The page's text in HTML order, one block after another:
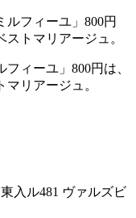
ィーユ」800円は、
リアージュ。
入ル481 ヴァルズビ